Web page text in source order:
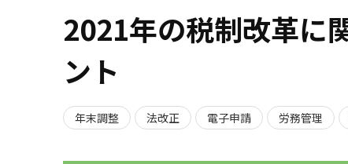
2021年の税制改革に
ント
年末調整 法改正 電子申請 労務管理